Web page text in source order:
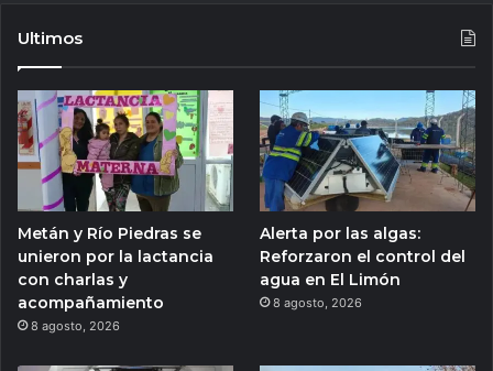
Ultimos
Metán y Río Piedras se
unieron por la lactancia
con charlas y
acompañamiento
8 agosto, 2026
Alerta por las algas:
Reforzaron el control del
agua en El Limón
8 agosto, 2026